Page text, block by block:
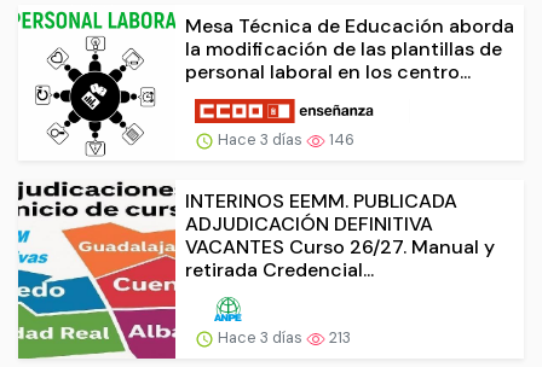
Mesa Técnica de Educación aborda
la modificación de las plantillas de
personal laboral en los centro...
Hace 3 días 146
INTERINOS EEMM. PUBLICADA
ADJUDICACIÓN DEFINITIVA
VACANTES Curso 26/27. Manual y
retirada Credencial...
Hace 3 días 213